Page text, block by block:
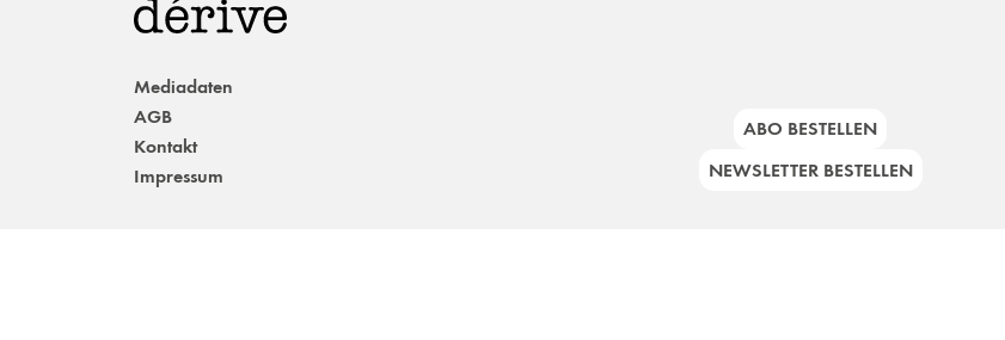
Mediadaten
AGB
Kontakt
Impressum
ABO BESTELLEN
NEWSLETTER BESTELLEN